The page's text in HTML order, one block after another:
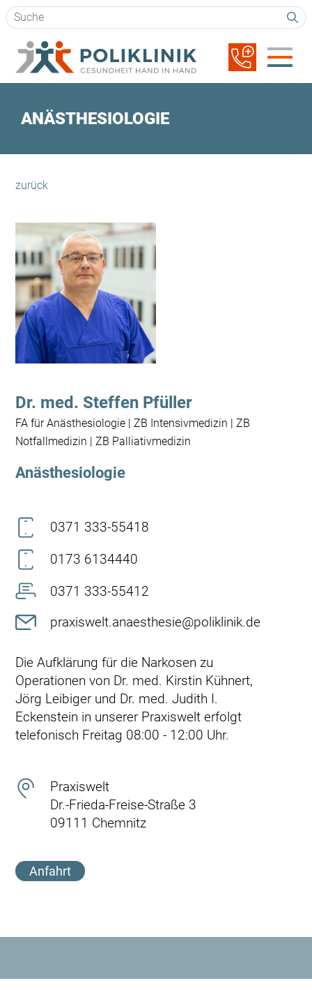
Suchbegriffe
Navigation
überspringen
ANÄSTHESIOLOGIE
zurück
Dr. med. Steffen Pfüller
FA für Anästhesiologie | ZB Intensivmedizin | ZB
Notfallmedizin | ZB Palliativmedizin
Anästhesiologie
0371 333-55418
0173 6134440
0371 333-55412
praxiswelt.anaesthesie@poliklinik.de
Die Aufklärung für die Narkosen zu
Operationen von Dr. med. Kirstin Kühnert,
Jörg Leibiger und Dr. med. Judith I.
Eckenstein in unserer Praxiswelt erfolgt
telefonisch Freitag 08:00 - 12:00 Uhr.
Praxiswelt
Dr.-Frieda-Freise-Straße 3
09111 Chemnitz
Anfahrt